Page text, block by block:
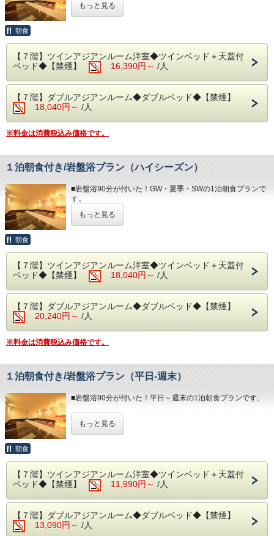
・ご予約の際は必ず駐車場を利用する旨と台数をご記入くだ
さい。
・15:00～24:00（最終入場 23:30）
事前予約制でございます。
＜0557-82-8111＞までお問い合わせ下さい。
◆駐車場
※満車の場合はホテルよりご連絡いたします。（近隣のコイ
ンパーキング
◆その他の税
＜専用駐車場につきまして＞
ります。
・台数には限りがございます。ご用意ができない場合、その
旨を当館よりご連絡いたします。
・ご予約の際は必ず駐車場を利用する旨と台数をご記入くだ
さい。
ご自身でお布団を敷いて頂いております。
朝食は海を眺めながら、夕食は夜景を目の前に当館のビュッ
フェをお楽しみください。
※夕暮れ時に海を見ながらお召し上がりいただく時間は格別
です！
＊体験型の浜焼きやピザ、カニもお楽しみいただけます。
＊内容・品数は時期によって異なる場合がございます。
（写真はイメージとなります。）
・夕食 17:30～21:00（最終入場 20:00）
予約状況に応じて入場時間を分けさせていただく場合があり
ます。
◆大浴場
良質な熱海温泉をご堪能くださいませ。
源泉かけ流しの露天風呂は湯船に浸かれば至福のひと時・間
違いなし！
◆エステ・貸切露天風呂
事前予約制でございます。
＜0557-82-8111＞までお問い合わせ下さい。
1日1台1,200円/台数に限りがあり、先着順となります。
※満車の場合はホテルよりご連絡いたします。（近隣のコイ
をご自身でご利用下さい。）
＊備考欄にて交通手段をご記入ください。
・１日/１台1,200円、ご宿泊予約の先着順でご案内をしてお
・台数には限りがございます。ご用意ができない場合、その
旨を当館よりご連絡いたします。
・ご予約の際は必ず駐車場を利用する旨と台数をご記入くだ
「アクセス」に記載しております。
好評の「岩盤浴」がご利用できるプランです。
５つのストーンで構成された非日常的な空間は、心安らぐひ
と時になります。
＊事前予約制となります。
希望の時間に添えない場合はご連絡いたします。
＊プランは大人のみとなります。
お子様が含まれる場合、ご宿泊代は現地精算となります。
お部屋から見る景色は「感動」間違いなし。
相模湾から昇る朝日や熱海の夜景が一望できます。
＊３歳未満のお子様がいらっしゃる際は備考欄へご記入下さ
い。
＊３名様以上のご利用時はご就寝の際に畳・ソファーペース
にごお客様
ご自身でお布団を敷いて頂いております。
朝食は海を眺めながら、夕食は夜景を目の前に当館のビュッ
フェをお楽しみください。
※夕暮れ時に海を見ながらお召し上がりいただく時間は格別
です！
＊体験型の浜焼きやピザ、カニもお楽しみいただけます。
＊内容・品数は時期によって異なる場合がございます。
（写真はイメージとなります。）
・夕食 17:30～21:00（最終入場 20:00）
予約状況に応じて入場時間を分けさせていただく場合があり
ます。
◆大浴場
源泉かけ流しの露天風呂は湯船に浸かれば至福のひと時・間
違いなし！
◆エステ・貸切露天風呂
事前予約制でございます。
＜0557-82-8111＞までお問い合わせ下さい。
1日1台1,200円/台数に限りがあり、先着順となります。
※満車の場合はホテルよりご連絡いたします。（近隣のコイ
もっと見る
朝食
【７階】ツインアジアンルーム洋室◆ツインベッド＋天蓋付
ベッド◆【禁煙】
16,390円～ /人
【７階】ダブルアジアンルーム◆ダブルベッド◆【禁煙】
18,040円～ /人
※料金は消費税込み価格です。
１泊朝食付き/岩盤浴プラン（ハイシーズン）
■岩盤浴90分が付いた！GW・夏季・SWの1泊朝食プランで
す。
好評の「岩盤浴」がご利用できるプランです。
新陳代謝を上げ痩せやすい身体へ、美肌・保温効果やリラッ
＊事前予約制となります。
＊備考欄にご希望の時間をご記入下さい。
＊プランは大人のみとなります。
お子様が含まれる場合、ご宿泊代は現地精算となります。
◆お部屋
相模湾から昇る朝日や熱海の夜景が一望できます。
＊３歳未満のお子様がいらっしゃる際は備考欄へご記入下さ
＊３名様以上のご利用時はご就寝の際に畳・ソファーペース
にごお客様
ご自身でお布団を敷いて頂いております。
◆お食事
さい。
＊炙って召し上がる干物や自身で作れる海鮮丼などご用意し
ています。
＊内容・品数は時期によって異なる場合がございます。
（写真はイメージとなります。）
・朝食 7:00～ 9:30（最終入場 9:00）
もっと見る
朝食
【７階】ツインアジアンルーム洋室◆ツインベッド＋天蓋付
ベッド◆【禁煙】
18,040円～ /人
【７階】ダブルアジアンルーム◆ダブルベッド◆【禁煙】
20,240円～ /人
※料金は消費税込み価格です。
１泊朝食付き/岩盤浴プラン（平日‐週末）
■岩盤浴90分が付いた！平日～週末の1泊朝食プランです。
新陳代謝を上げ痩せやすい身体へ、美肌・保温効果やリラッ
クス効果など様々な効能が得られます。
＊備考欄にご希望の時間をご記入下さい。
希望の時間に添えない場合はご連絡いたします。
お子様が含まれる場合、ご宿泊代は現地精算となります。
・15:00～23:00（最終入場 21:30）
もっと見る
朝食
【７階】ツインアジアンルーム洋室◆ツインベッド＋天蓋付
ベッド◆【禁煙】
11,990円～ /人
【７階】ダブルアジアンルーム◆ダブルベッド◆【禁煙】
13,090円～ /人